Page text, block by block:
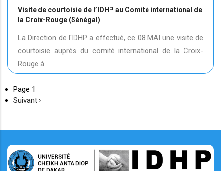
Visite de courtoisie de l’IDHP au Comité international de
la Croix-Rouge (Sénégal)
La Direction de l'IDHP a effectué, ce 08 MAI une visite de
courtoisie auprés du comité international de la Croix-
Rouge à
Page 1
Page
Suivant ›